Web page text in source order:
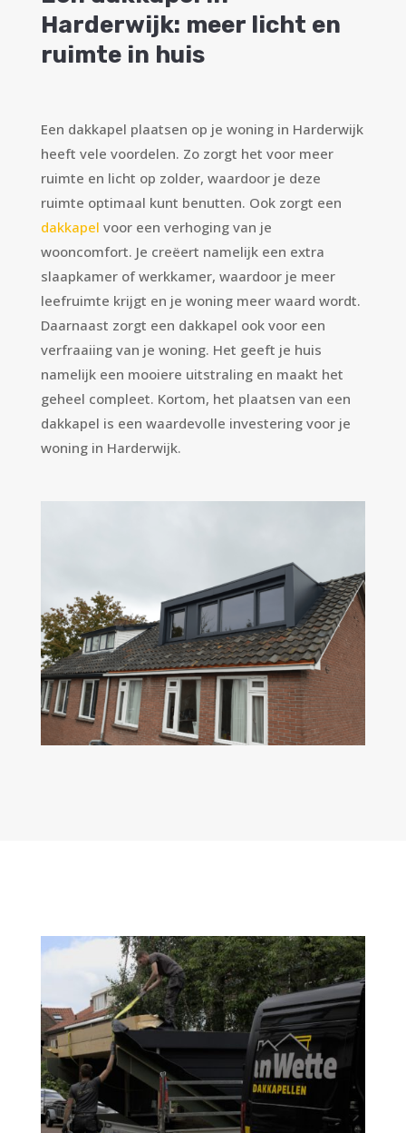
Harderwijk: meer licht en
ruimte in huis
Een dakkapel plaatsen op je woning in Harderwijk
heeft vele voordelen. Zo zorgt het voor meer
ruimte en licht op zolder, waardoor je deze
ruimte optimaal kunt benutten. Ook zorgt een
dakkapel voor een verhoging van je
wooncomfort. Je creëert namelijk een extra
slaapkamer of werkkamer, waardoor je meer
leefruimte krijgt en je woning meer waard wordt.
Daarnaast zorgt een dakkapel ook voor een
verfraaiing van je woning. Het geeft je huis
namelijk een mooiere uitstraling en maakt het
geheel compleet. Kortom, het plaatsen van een
dakkapel is een waardevolle investering voor je
woning in Harderwijk.